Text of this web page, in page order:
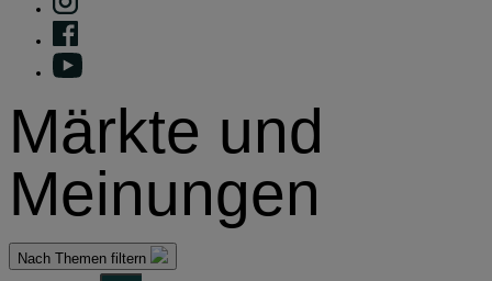
Märkte und
Meinungen
Nach Themen filtern